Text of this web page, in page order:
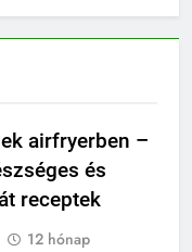
airfryerben –
és
receptek
12 hónap